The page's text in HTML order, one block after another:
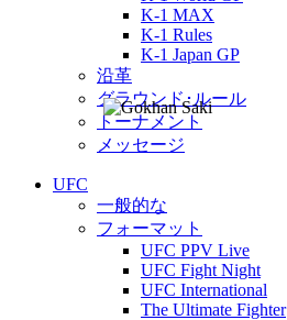
K-1 MAX
K-1 Rules
K-1 Japan GP
沿革
グラウンド･ルール
トーナメント
メッセージ
UFC
一般的な
フォーマット
UFC PPV Live
UFC Fight Night
UFC International
The Ultimate Fighter